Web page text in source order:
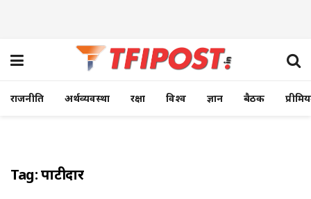
राजनीति अर्थव्यवस्था रक्षा विश्व ज्ञान बैठक
Tag:पाटीदार